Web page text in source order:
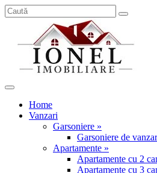
Home
Vanzari
Garsoniere »
Garsoniere de
Apartamente »
Apartamente cu 2
Apartamente cu 3